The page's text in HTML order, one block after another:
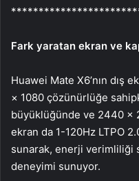
Fark yaratan ekran ve
Huawei Mate X6’nın dış
× 1080 çözünürlüğe
büyüklüğünde ve 2440 ×
ekran da 1-120Hz LTPO
sunarak, enerji verimliliği
deneyimi sunuyor.